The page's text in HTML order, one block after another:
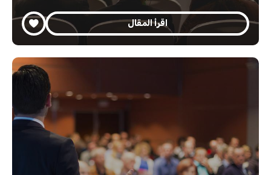
اقرأ المقال